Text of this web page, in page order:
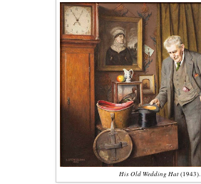
His Old Wedding Hat(1943).